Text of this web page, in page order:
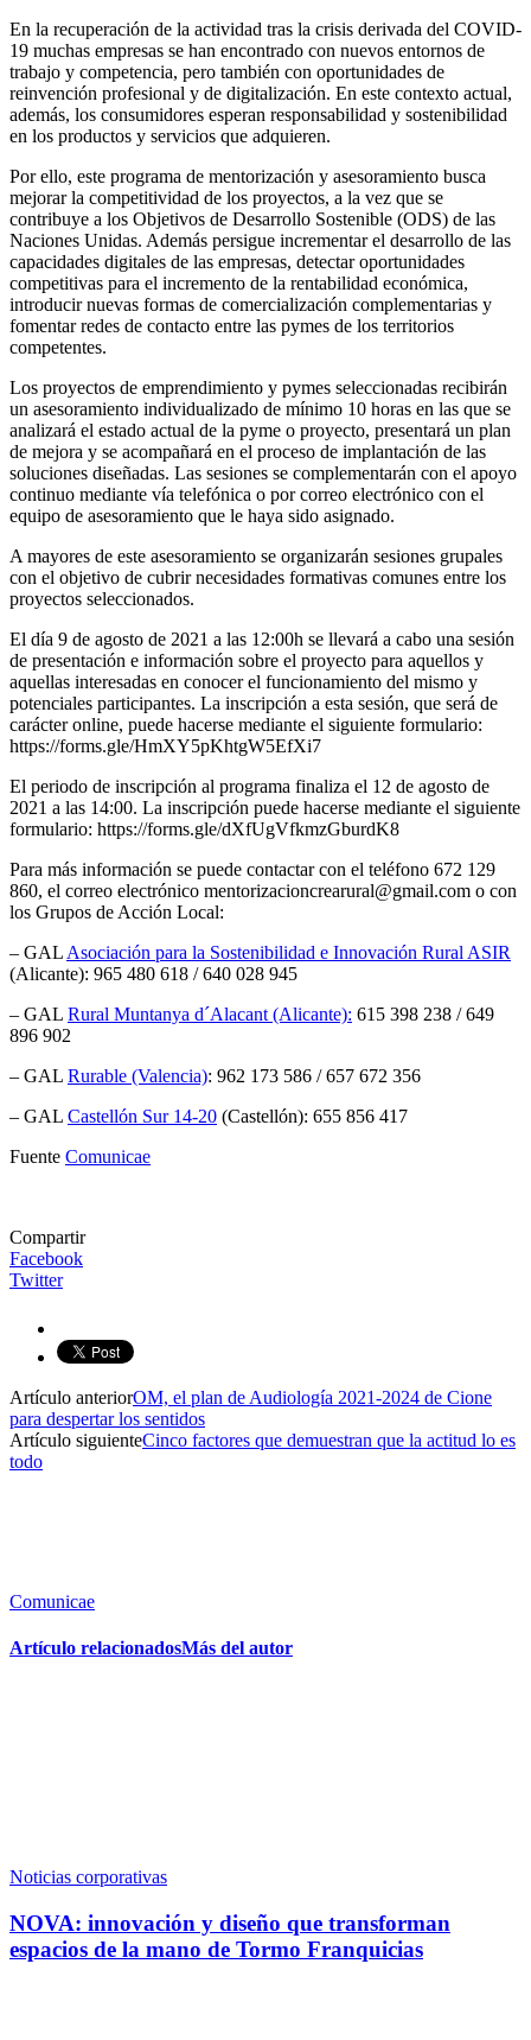
En la recuperación de la actividad tras la crisis derivada del COVID-
19 muchas empresas se han encontrado con nuevos entornos de
trabajo y competencia, pero también con oportunidades de
reinvención profesional y de digitalización. En este contexto actual,
además, los consumidores esperan responsabilidad y sostenibilidad
en los productos y servicios que adquieren.
Por ello, este programa de mentorización y asesoramiento busca
mejorar la competitividad de los proyectos, a la vez que se
contribuye a los Objetivos de Desarrollo Sostenible (ODS) de las
Naciones Unidas. Además persigue incrementar el desarrollo de las
capacidades digitales de las empresas, detectar oportunidades
competitivas para el incremento de la rentabilidad económica,
introducir nuevas formas de comercialización complementarias y
fomentar redes de contacto entre las pymes de los territorios
competentes.
Los proyectos de emprendimiento y pymes seleccionadas recibirán
un asesoramiento individualizado de mínimo 10 horas en las que se
analizará el estado actual de la pyme o proyecto, presentará un plan
de mejora y se acompañará en el proceso de implantación de las
soluciones diseñadas. Las sesiones se complementarán con el apoyo
continuo mediante vía telefónica o por correo electrónico con el
equipo de asesoramiento que le haya sido asignado.
A mayores de este asesoramiento se organizarán sesiones grupales
con el objetivo de cubrir necesidades formativas comunes entre los
proyectos seleccionados.
El día 9 de agosto de 2021 a las 12:00h se llevará a cabo una sesión
de presentación e información sobre el proyecto para aquellos y
aquellas interesadas en conocer el funcionamiento del mismo y
potenciales participantes. La inscripción a esta sesión, que será de
carácter online, puede hacerse mediante el siguiente formulario:
https://forms.gle/HmXY5pKhtgW5EfXi7
El periodo de inscripción al programa finaliza el 12 de agosto de
2021 a las 14:00. La inscripción puede hacerse mediante el siguiente
formulario: https://forms.gle/dXfUgVfkmzGburdK8
Para más información se puede contactar con el teléfono 672 129
860, el correo electrónico mentorizacioncrearural@gmail.com o con
los Grupos de Acción Local:
– GAL Asociación para la Sostenibilidad e Innovación Rural ASIR
(Alicante): 965 480 618 / 640 028 945
– GAL Rural Muntanya d´Alacant (Alicante): 615 398 238 / 649
896 902
– GAL Rurable (Valencia): 962 173 586 / 657 672 356
– GAL Castellón Sur 14-20 (Castellón): 655 856 417
Fuente Comunicae
Compartir
Facebook
Twitter
Artículo anteriorOM, el plan de Audiología 2021-2024 de Cione
para despertar los sentidos
Artículo siguienteCinco factores que demuestran que la actitud lo es
todo
Comunicae
Artículo relacionadosMás del autor
Noticias corporativas
NOVA: innovación y diseño que transforman
espacios de la mano de Tormo Franquicias